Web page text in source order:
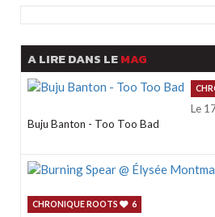
A LIRE DANS LEMAG
Le
Buju Banton - Too Too Bad
CHRONIQUE ROOTS 6